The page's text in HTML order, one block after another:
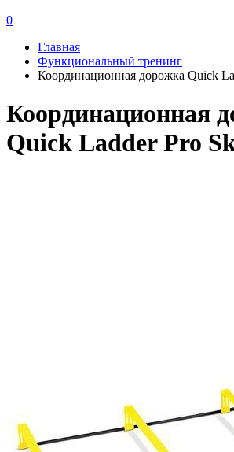
0
Главная
Функциональный тренинг
Координационная дорожка Quick
Координационная
Quick Ladder Pro